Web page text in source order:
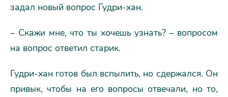
задал новый вопрос Гудри-хан.
– Скажи мне, что ты хочешь узнать? – вопросом
на вопрос ответил старик.
Гудри-хан готов был вспылить, но сдержался. Он
привык, чтобы на его вопросы отвечали, но то,